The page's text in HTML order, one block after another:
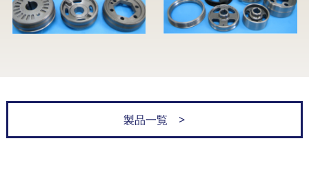
製品一覧 >